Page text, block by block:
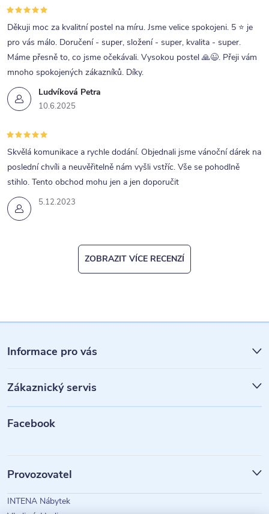
p
r
v
k
y
v
p
i
s
u
Ludvíková Petra
10.6.2025
Děkuji moc za kvalitní postel na míru. Jsme velice spokojeni. 5 ⭐ je
pro vás málo. Doručení - super, složení - super, kvalita - super.
Máme přesně to, co jsme očekávali. Vysokou postel 🙏😉. Přeji vám
mnoho spokojených zákazníků. Díky.
5.12.2023
Skvělá komunikace a rychle dodání. Objednali jsme vánoční dárek na
poslední chvíli a neuvěřitelně nám vyšli vstříc. Vše se pohodlně
stihlo. Tento obchod mohu jen a jen doporučit
ZOBRAZIT VÍCE RECENZÍ
á
p
a
Informace pro vás
Zákaznický servis
Facebook
Provozovatel
INTENA Nábytek